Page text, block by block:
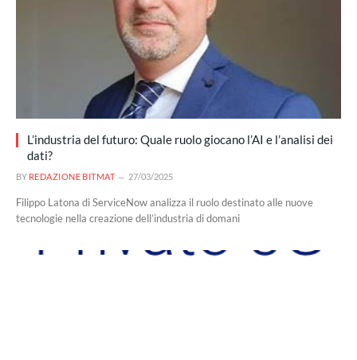
L’industria del futuro: Quale ruolo giocano l’AI e l’analisi dei
dati?
BY REDAZIONE BITMAT 27/03/2025
Filippo Latona di ServiceNow analizza il ruolo destinato alle nuove
tecnologie nella creazione dell’industria di domani